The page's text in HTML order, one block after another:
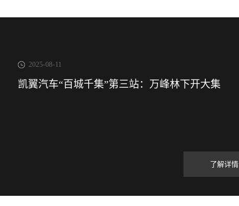
2025-08-11
凯翼汽车“百城千集”第三站：万峰林下开大集
了解详情